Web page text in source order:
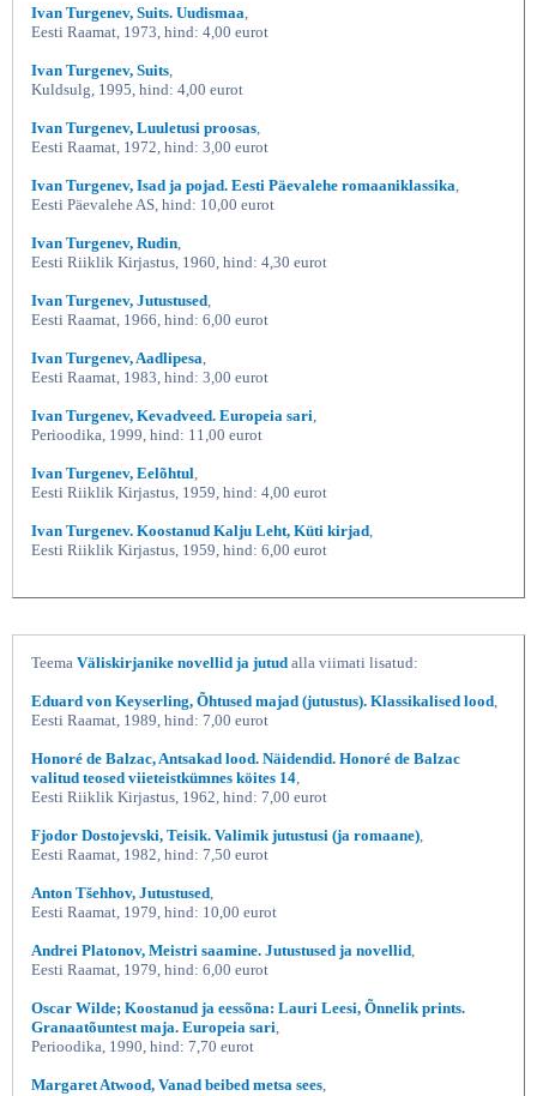
Ivan Turgenev, Suits. Uudismaa
Eesti Raamat, 1973, hind: 4,00 eurot
Ivan Turgenev, Suits
Kuldsulg, 1995, hind: 4,00 eurot
Ivan Turgenev, Luuletusi proosas
Eesti Raamat, 1972, hind: 3,00 eurot
Ivan Turgenev, Isad ja pojad. Eesti Päevalehe romaaniklassika
Eesti Päevalehe AS, hind: 10,00 eurot
Ivan Turgenev, Rudin
Eesti Riiklik Kirjastus, 1960, hind: 4,30 eurot
Ivan Turgenev, Jutustused
Eesti Raamat, 1966, hind: 6,00 eurot
Ivan Turgenev, Aadlipesa
Eesti Raamat, 1983, hind: 3,00 eurot
Ivan Turgenev, Kevadveed. Europeia sari
Perioodika, 1999, hind: 11,00 eurot
Ivan Turgenev, Eelõhtul
Eesti Riiklik Kirjastus, 1959, hind: 4,00 eurot
Ivan Turgenev. Koostanud Kalju Leht, Küti kirjad
Eesti Riiklik Kirjastus, 1959, hind: 6,00 eurot
Teema Väliskirjanike novellid ja jutud alla viimati lisatud:
Eduard von Keyserling, Õhtused majad (jutustus). Klassikalised lood
Eesti Raamat, 1989, hind: 7,00 eurot
Honoré de Balzac, Antsakad lood. Näidendid. Honoré de Balzac
valitud teosed viieteistkümnes köites 14
Eesti Riiklik Kirjastus, 1962, hind: 7,00 eurot
Fjodor Dostojevski, Teisik. Valimik jutustusi (ja romaane)
Eesti Raamat, 1982, hind: 7,50 eurot
Anton Tšehhov, Jutustused
Eesti Raamat, 1979, hind: 10,00 eurot
Andrei Platonov, Meistri saamine. Jutustused ja novellid
Eesti Raamat, 1979, hind: 6,00 eurot
Oscar Wilde; Koostanud ja eessõna: Lauri Leesi, Õnnelik prints.
Granaatõuntest maja. Europeia sari
Perioodika, 1990, hind: 7,70 eurot
Margaret Atwood, Vanad beibed metsa sees